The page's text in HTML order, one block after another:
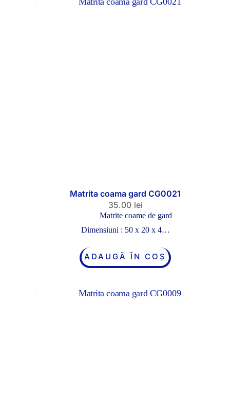
Matrita coama gard CG0021
35.00 lei
Matrite coame de gard
Dimensiuni : 50 x 20 x 4…
ADAUGĂ ÎN COȘ